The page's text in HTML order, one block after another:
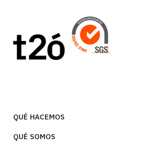
QUÉ HACEMOS
QUÉ SOMOS